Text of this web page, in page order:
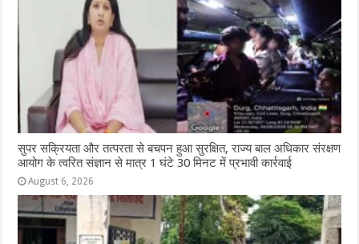
सुपर सक्रियता और तत्परता से बचपन हुआ सुरक्षित, राज्य बाल अधिकार संरक्षण
आयोग के त्वरित संज्ञान से मात्र 1 घंटे 30 मिनट में प्रभावी कार्रवाई
August 6, 2026